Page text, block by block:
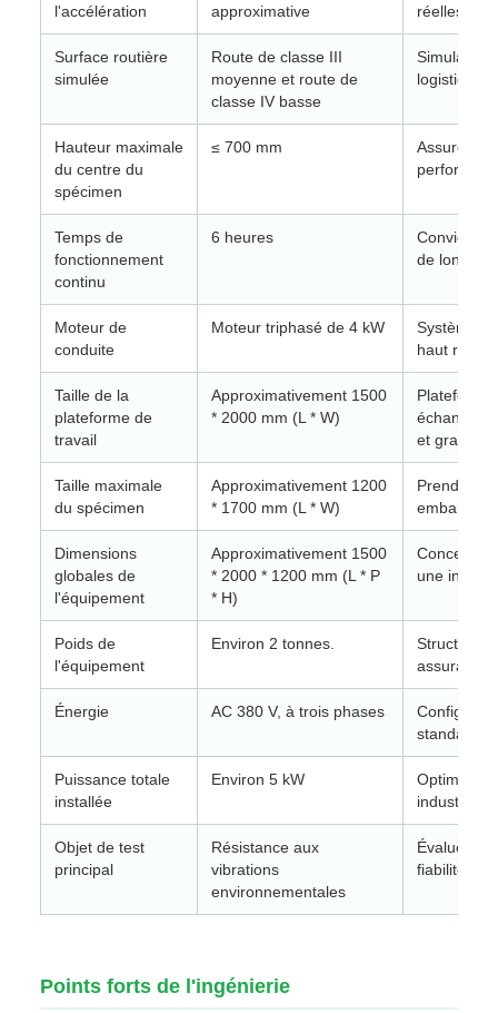
l'accélération
approximative
réelles
Surface routière
simulée
Route de classe III
moyenne et route de
classe IV basse
logistiques
Hauteur maximale
du centre du
spécimen
≤ 700 mm
Assure
Temps de
fonctionnement
continu
6 heures
Convient à
de longue
Moteur de
conduite
Moteur triphasé de 4 kW
Système
haut
Taille de la
plateforme de
travail
Approximativement 1500
* 2000 mm (L * W)
et grande
Taille maximale
du spécimen
Approximativement 1200
* 1700 mm (L * W)
Prend en
Dimensions
globales de
l'équipement
Approximativement 1500
* 2000 * 1200 mm (L * P
* H)
une
Poids de
l'équipement
Environ 2 tonnes.
Structure
assurant
Énergie AC 380 V, à trois phases
standard
Puissance totale
installée
Environ 5 kW
Optimisé
industriel
Objet de test
principal
Résistance aux
vibrations
environnementales
Évalue la
fiabilité du
Points forts de l'ingénierie